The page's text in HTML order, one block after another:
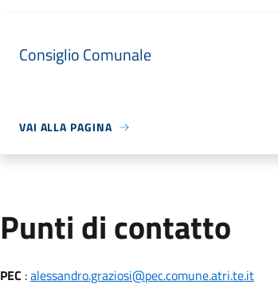
Consiglio Comunale
VAI ALLA PAGINA
Punti di contatto
PEC :alessandro.graziosi@pec.comune.atri.te.it